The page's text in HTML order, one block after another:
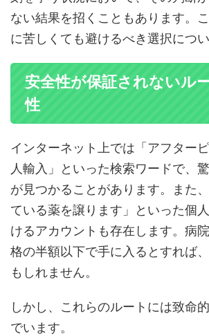
ない結果を招くこともあります。
に苦しくても避けるべき選択につ
安全性が保証されないル
性
インターネット上では「アフター
人輸入」といった検索ワードで、
が見つかることがあります。また
ている薬を譲ります」といった個
けるアカウントも存在します。病
格の半額以下で手に入るとすれば
もしれません。
しかし、これらのルートには致命
でいます。